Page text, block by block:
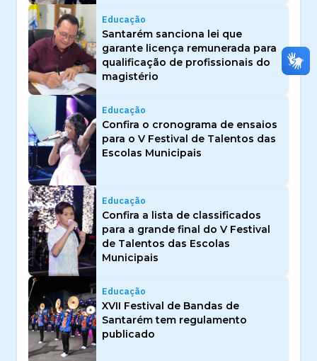
Educação
Santarém sanciona lei que
garante licença remunerada para
qualificação de profissionais do
magistério
Educação
Confira o cronograma de ensaios
para o V Festival de Talentos das
Escolas Municipais
Educação
Confira a lista de classificados
para a grande final do V Festival
de Talentos das Escolas
Municipais
Educação
XVII Festival de Bandas de
Santarém tem regulamento
publicado